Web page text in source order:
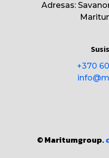
Adresas:
+370
© Maritumgroup.